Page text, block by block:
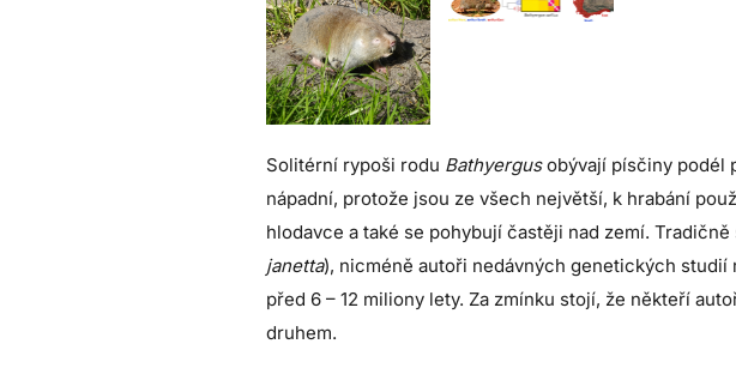
Solitérní rypoši rodu Bathyergusobývají písčiny podél
nápadní, protože jsou ze všech největší, k hrabání
hlodavce a také se pohybují častěji nad zemí.
janetta), nicméně autoři nedávných genetických
před 6 – 12 miliony lety. Za zmínku stojí, že někteří
druhem.